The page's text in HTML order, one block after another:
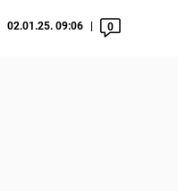
02.01.25. 09:06 0